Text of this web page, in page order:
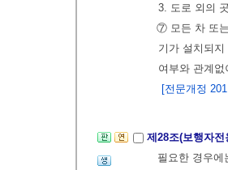
3. 도로 외의
⑦ 모든 차 또
기가 설치되
여부와 관계
[전문개정
제28조(보행자
필요한 경우